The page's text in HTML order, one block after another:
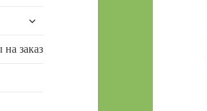
дочернее
заказ